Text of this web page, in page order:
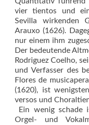
vier tientos und
Sevilla wirkenden
Arauxo (1626).
nur einem ihm
Der bedeutende
Rodriguez Coelho,
und Verfasser des
Flores de
(1620), ist
versos und
Ein wenig schade
Orgel- und